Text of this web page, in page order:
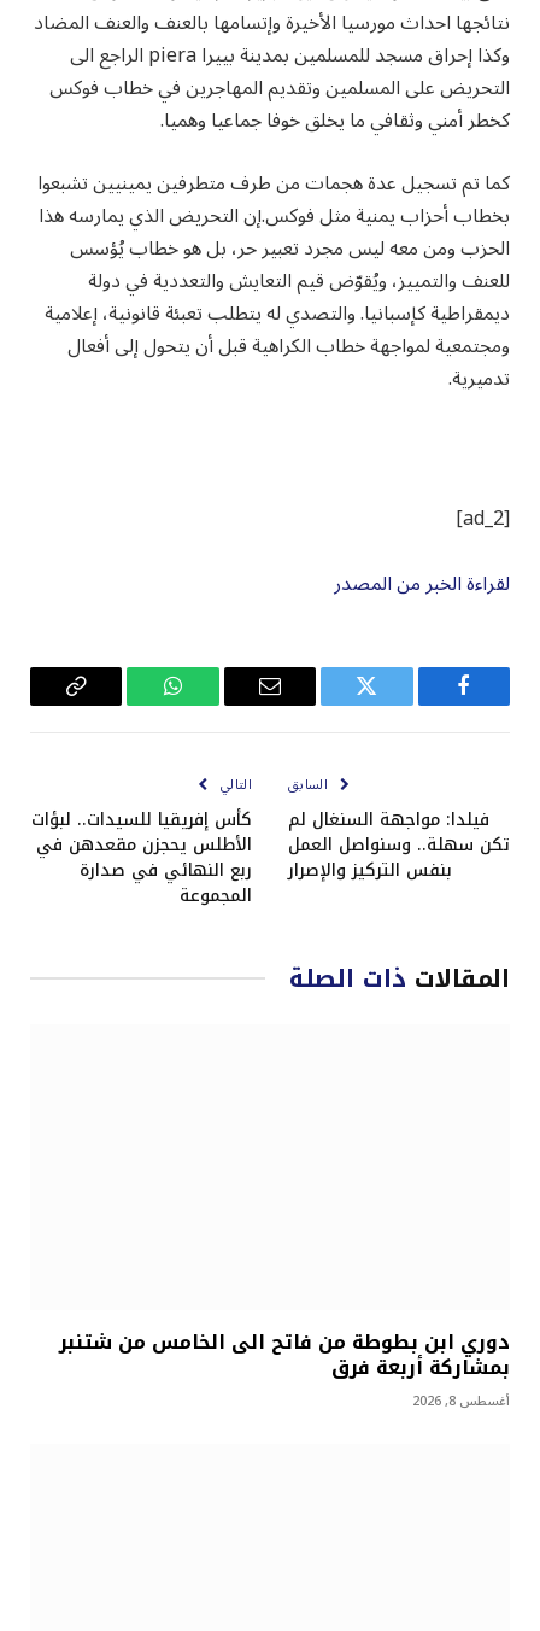
نتائجها احداث مورسيا الأخيرة وإتسامها بالعنف والعنف المضاد
وكذا إحراق مسجد للمسلمين بمدينة بييرا piera الراجع الى
التحريض على المسلمين وتقديم المهاجرين في خطاب فوكس
كخطر أمني وثقافي ما يخلق خوفا جماعيا وهميا.
كما تم تسجيل عدة هجمات من طرف متطرفين يمينيين تشبعوا
بخطاب أحزاب يمنية مثل فوكس.إن التحريض الذي يمارسه هذا
الحزب ومن معه ليس مجرد تعبير حر، بل هو خطاب يُؤسس
للعنف والتمييز، ويُقوّض قيم التعايش والتعددية في دولة
ديمقراطية كإسبانيا. والتصدي له يتطلب تعبئة قانونية، إعلامية
ومجتمعية لمواجهة خطاب الكراهية قبل أن يتحول إلى أفعال
تدميرية.
[ad_2]
لقراءة الخبر من المصدر
فيسبوك تويتر
البريد
واتساب
Copy
السابق
فيلدا: مواجهة السنغال لم
تكن سهلة.. وسنواصل العمل
بنفس التركيز والإصرار
التالي
كأس إفريقيا للسيدات.. لبؤات
الأطلس يحجزن مقعدهن في
ربع النهائي في صدارة
المجموعة
المقالات ذات الصلة
دوري ابن بطوطة من فاتح الى الخامس من شتنبر
بمشاركة أربعة فرق
أغسطس 8, 2026